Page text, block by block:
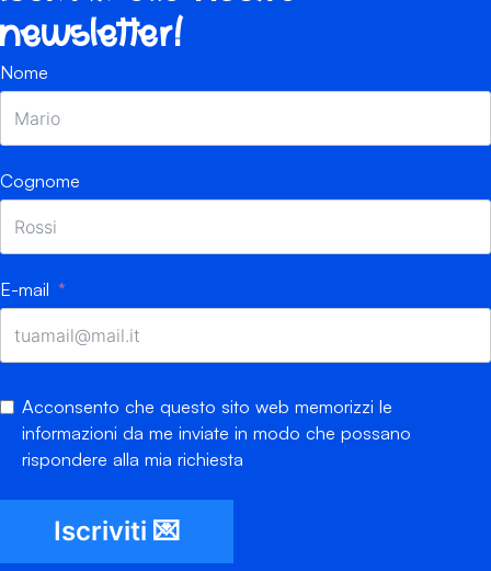
newsletter!
Nome
Cognome
E-mail
Acconsento che questo sito web memorizzi le
informazioni da me inviate in modo che possano
rispondere alla mia richiesta
Iscriviti 💌